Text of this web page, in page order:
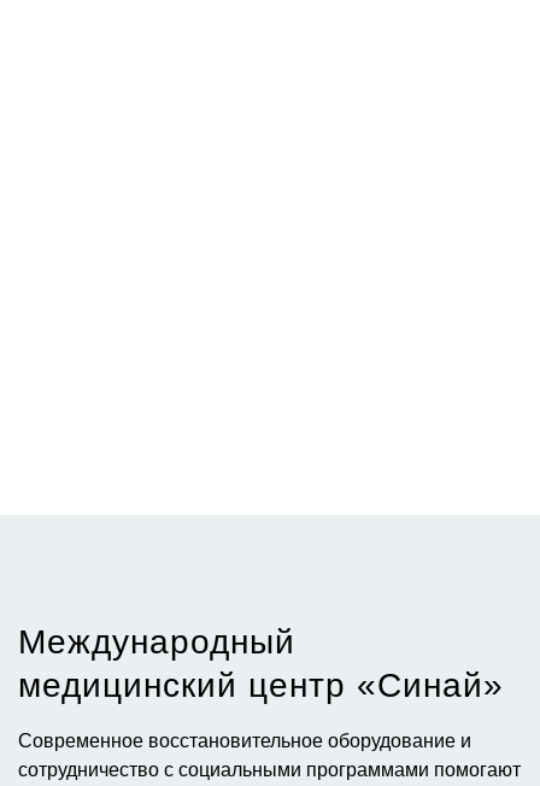
Международный
медицинский центр «Синай»​
Современное восстановительное оборудование и
сотрудничество с социальными программами помогают